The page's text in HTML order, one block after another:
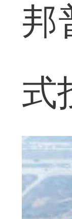
邦
式